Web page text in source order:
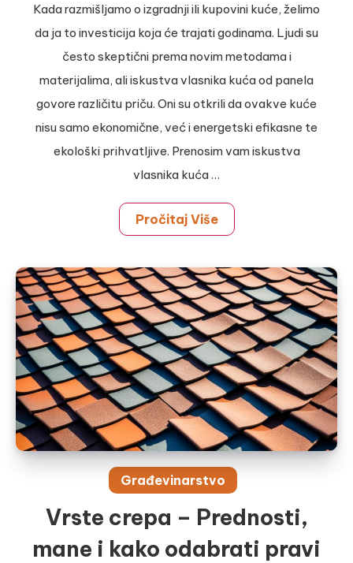
Kada razmišljamo o izgradnji ili kupovini kuće, želimo
da ja to investicija koja će trajati godinama. Ljudi su
često skeptični prema novim metodama i
materijalima, ali iskustva vlasnika kuća od panela
govore različitu priču. Oni su otkrili da ovakve kuće
nisu samo ekonomične, već i energetski efikasne te
ekološki prihvatljive. Prenosim vam iskustva
vlasnika kuća …
Pročitaj Više
Građevinarstvo
Vrste crepa – Prednosti,
mane i kako odabrati pravi